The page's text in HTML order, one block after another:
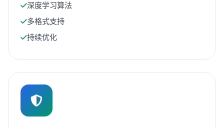
深度学习算法
多格式支持
持续优化